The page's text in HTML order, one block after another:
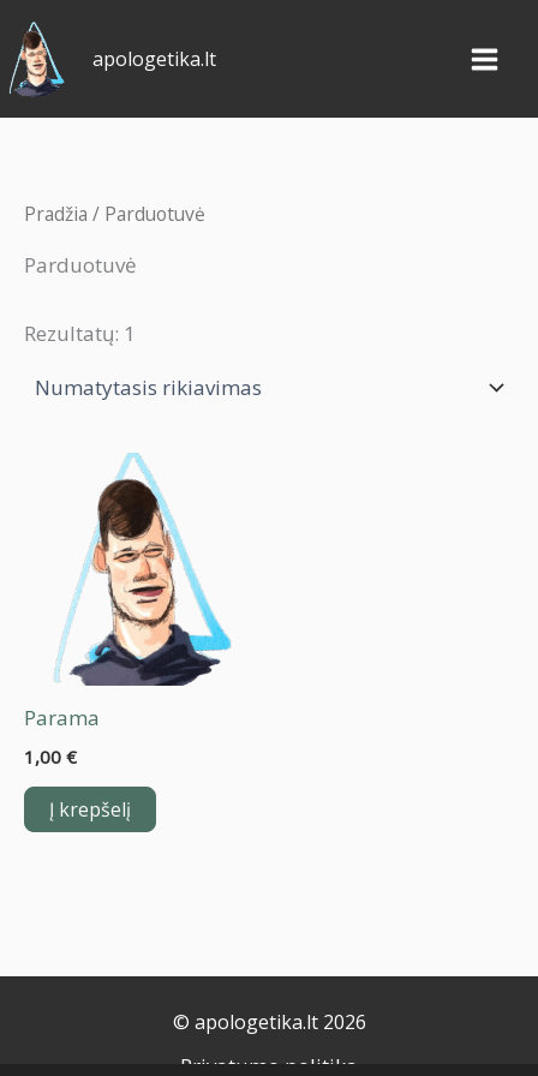
Pereiti
prie
turinio
apologetika.lt
Pradžia / Parduotuvė
Parduotuvė
Rezultatų: 1
Parama
1,00 €
Į krepšelį
© apologetika.lt 2026
Privatumo politika